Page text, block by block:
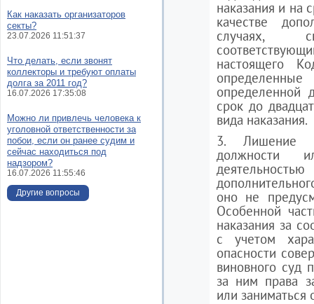
наказания и на
качестве
случаях,
настоящего
определенной
срок до
вида наказания.
3. Лишение
должности
оно не
Особенной
наказания за
с учетом
опасности
виновного суд
за ним права
или заниматься
Как наказать организаторов
секты?
23.07.2026 11:51:37
Что делать, если звонят
коллекторы и требуют оплаты
долга за 2011 год?
16.07.2026 17:35:08
Можно ли привлечь человека к
уголовной ответственности за
побои, если он ранее судим и
сейчас находиться под
надзором?
16.07.2026 11:55:46
Другие вопросы